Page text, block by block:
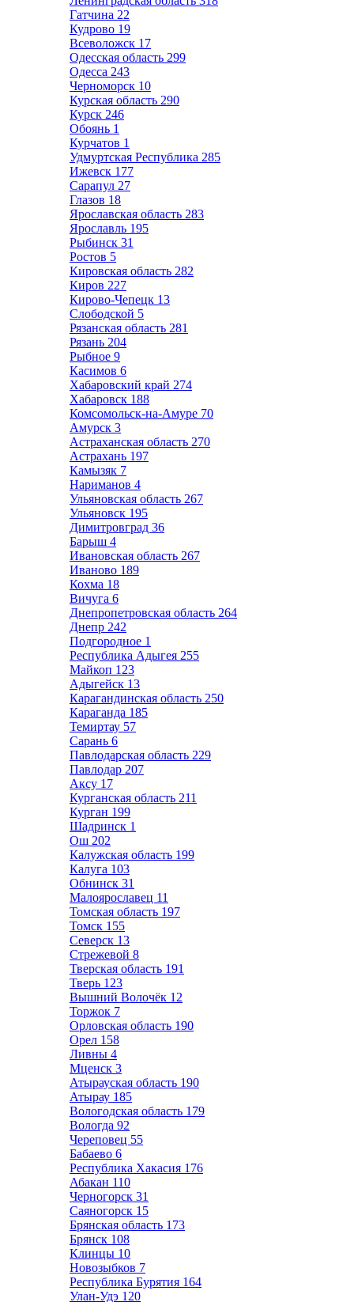
Гатчина 22
Кудрово 19
Всеволожск 17
Одесская область 299
Одесса 243
Черноморск 10
Курская область 290
Курск 246
Обоянь 1
Курчатов 1
Удмуртская Республика 285
Ижевск 177
Сарапул 27
Глазов 18
Ярославская область 283
Ярославль 195
Рыбинск 31
Ростов 5
Кировская область 282
Киров 227
Кирово-Чепецк 13
Слободской 5
Рязанская область 281
Рязань 204
Рыбное 9
Касимов 6
Хабаровский край 274
Хабаровск 188
Комсомольск-на-Амуре 70
Амурск 3
Астраханская область 270
Астрахань 197
Камызяк 7
Нариманов 4
Ульяновская область 267
Ульяновск 195
Димитровград 36
Барыш 4
Ивановская область 267
Иваново 189
Кохма 18
Вичуга 6
Днепропетровская область 264
Днепр 242
Подгородное 1
Республика Адыгея 255
Майкоп 123
Адыгейск 13
Карагандинская область 250
Караганда 185
Темиртау 57
Сарань 6
Павлодарская область 229
Павлодар 207
Аксу 17
Курганская область 211
Курган 199
Шадринск 1
Ош 202
Калужская область 199
Калуга 103
Обнинск 31
Малоярославец 11
Томская область 197
Томск 155
Северск 13
Стрежевой 8
Тверская область 191
Тверь 123
Вышний Волочёк 12
Торжок 7
Орловская область 190
Орел 158
Ливны 4
Мценск 3
Атырауская область 190
Атырау 185
Вологодская область 179
Вологда 92
Череповец 55
Бабаево 6
Республика Хакасия 176
Абакан 110
Черногорск 31
Саяногорск 15
Брянская область 173
Брянск 108
Клинцы 10
Новозыбков 7
Республика Бурятия 164
Улан-Удэ 120